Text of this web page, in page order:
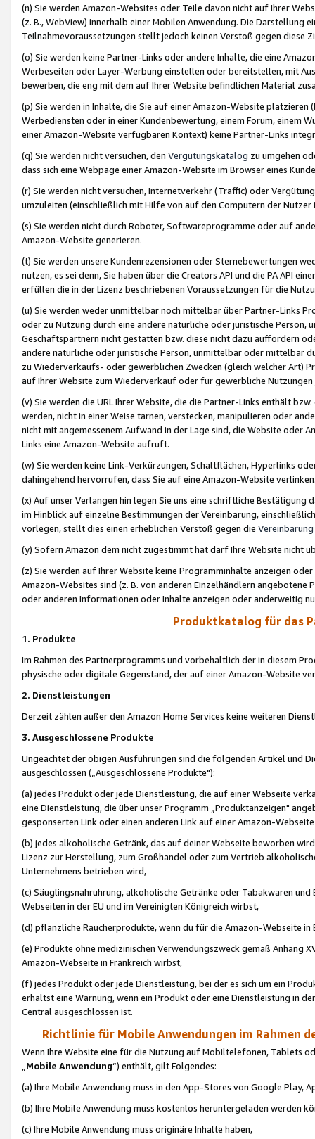
(n) Sie werden Amazon-Websites oder Teile davon nicht auf Ihrer
(z. B., WebView) innerhalb einer Mobilen Anwendung. Die Darstellung
Teilnahmevoraussetzungen stellt jedoch keinen Verstoß gegen diese
(o) Sie werden keine Partner-Links oder andere Inhalte, die eine
Werbeseiten oder Layer-Werbung einstellen oder bereitstellen, mit
bewerben, die eng mit dem auf Ihrer Website befindlichen Material
(p) Sie werden in Inhalte, die Sie auf einer Amazon-Website
Werbediensten oder in einer Kundenbewertung, einem Forum, einem
einer Amazon-Website verfügbaren Kontext) keine Partner-Links
(q) Sie werden nicht versuchen, den Vergütungskatalog zu umgehen
dass sich eine Webpage einer Amazon-Website im Browser eines
(r) Sie werden nicht versuchen, Internetverkehr (Traffic) oder
umzuleiten (einschließlich mit Hilfe von auf den Computern der
(s) Sie werden nicht durch Roboter, Softwareprogramme oder auf
Amazon-Website generieren.
(t) Sie werden unsere Kundenrezensionen oder Sternebewertungen
nutzen, es sei denn, Sie haben über die Creators API und die PA API
erfüllen die in der Lizenz beschriebenen Voraussetzungen für die
(u) Sie werden weder unmittelbar noch mittelbar über Partner-Links
oder zu Nutzung durch eine andere natürliche oder juristische
Geschäftspartnern nicht gestatten bzw. diese nicht dazu auffordern
andere natürliche oder juristische Person, unmittelbar oder mittelbar
zu Wiederverkaufs- oder gewerblichen Zwecken (gleich welcher Art)
auf Ihrer Website zum Wiederverkauf oder für gewerbliche
(v) Sie werden die URL Ihrer Website, die die Partner-Links enthält
werden, nicht in einer Weise tarnen, verstecken, manipulieren oder
nicht mit angemessenem Aufwand in der Lage sind, die Website oder
Links eine Amazon-Website aufruft.
(w) Sie werden keine Link-Verkürzungen, Schaltflächen, Hyperlinks
dahingehend hervorrufen, dass Sie auf eine Amazon-Website
(x) Auf unser Verlangen hin legen Sie uns eine schriftliche
im Hinblick auf einzelne Bestimmungen der Vereinbarung,
vorlegen, stellt dies einen erheblichen Verstoß gegen die Vereinbarung
(y) Sofern Amazon dem nicht zugestimmt hat darf Ihre Website nicht
(z) Sie werden auf Ihrer Website keine Programminhalte anzeigen
Amazon-Websites sind (z. B. von anderen Einzelhändlern
oder anderen Informationen oder Inhalte anzeigen oder anderweitig
Produktkatalog für das
1. Produkte
Im Rahmen des Partnerprogramms und vorbehaltlich der in diesem
physische oder digitale Gegenstand, der auf einer Amazon-Website
2. Dienstleistungen
Derzeit zählen außer den Amazon Home Services keine weiteren
3. Ausgeschlossene Produkte
Ungeachtet der obigen Ausführungen sind die folgenden Artikel und
ausgeschlossen („Ausgeschlossene Produkte"):
(a) jedes Produkt oder jede Dienstleistung, die auf einer Webseite
eine Dienstleistung, die über unser Programm „Produktanzeigen"
gesponserten Link oder einen anderen Link auf einer Amazon-
(b) jedes alkoholische Getränk, das auf deiner Webseite beworben
Lizenz zur Herstellung, zum Großhandel oder zum Vertrieb
Unternehmens betrieben wird,
(c) Säuglingsnahruhrung, alkoholische Getränke oder Tabakwaren
Webseiten in der EU und im Vereinigten Königreich wirbst,
(d) pflanzliche Raucherprodukte, wenn du für die Amazon-Webseite in
(e) Produkte ohne medizinischen Verwendungszweck gemäß Anhang
Amazon-Webseite in Frankreich wirbst,
(f) jedes Produkt oder jede Dienstleistung, bei der es sich um ein
erhältst eine Warnung, wenn ein Produkt oder eine Dienstleistung in
Central ausgeschlossen ist.
Richtlinie für Mobile Anwendungen im Rahmen
Wenn Ihre Website eine für die Nutzung auf Mobiltelefonen, Tablets
„Mobile Anwendung“) enthält, gilt Folgendes:
(a) Ihre Mobile Anwendung muss in den App-Stores von Google Play,
(b) Ihre Mobile Anwendung muss kostenlos heruntergeladen werden
(c) Ihre Mobile Anwendung muss originäre Inhalte haben,